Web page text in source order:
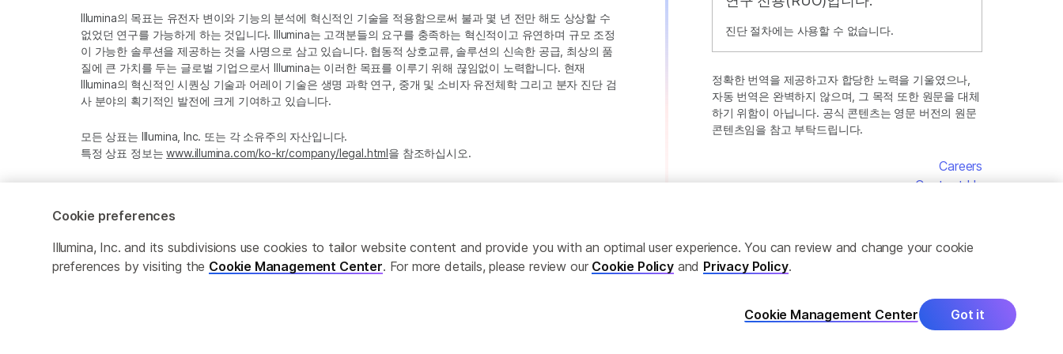
진단 절차에는 사용할 수 없습니다.
정확한 번역을 제공하고자 합당한 노력을 기울였으나,
자동 번역은 완벽하지 않으며, 그 목적 또한 원문을 대체
하기 위함이 아닙니다. 공식 콘텐츠는 영문 버전의 원문
콘텐츠임을 참고 부탁드립니다.
Illumina의 목표는 유전자 변이와 기능의 분석에 혁신적인 기술을 적용함으로써 불과 몇 년 전만 해도 상상할 수
없었던 연구를 가능하게 하는 것입니다. Illumina는 고객분들의 요구를 충족하는 혁신적이고 유연하며 규모 조정
이 가능한 솔루션을 제공하는 것을 사명으로 삼고 있습니다. 협동적 상호교류, 솔루션의 신속한 공급, 최상의 품
질에 큰 가치를 두는 글로벌 기업으로서 Illumina는 이러한 목표를 이루기 위해 끊임없이 노력합니다. 현재
Illumina의 혁신적인 시퀀싱 기술과 어레이 기술은 생명 과학 연구, 중개 및 소비자 유전체학 그리고 분자 진단 검
사 분야의 획기적인 발전에 크게 기여하고 있습니다.
모든 상표는 Illumina, Inc. 또는 각 소유주의 자산입니다.
특정 상표 정보는www.illumina.com/ko-kr/company/legal.html을 참조하십시오.
Careers
Contact Us
Cookie preferences
Illumina, Inc. and its subdivisions use cookies to tailor website content and provide you with an optimal user experience. You can review and change your cookie
preferences by visiting the Cookie Management Center. For more details, please review our Cookie Policyand Privacy Policy.
Cookie Management Center Got it